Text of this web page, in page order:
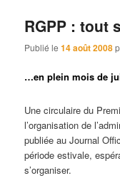
RGPP : tout
Publié le14 août 2008
…en plein mois de
Une circulaire du
l’organisation de
publiée au Journal
période estivale,
s’organiser.